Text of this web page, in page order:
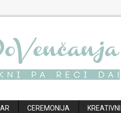
CEREMONIJA